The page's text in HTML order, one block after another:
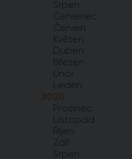
Srpen
Červenec
Červen
Květen
Duben
Březen
Únor
Leden
2020
Prosinec
Listopad
Říjen
Září
Srpen